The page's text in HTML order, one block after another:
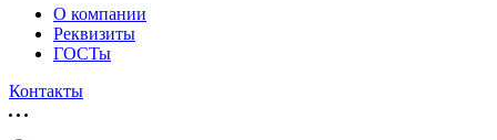
О компании
Реквизиты
ГОСТы
Контакты